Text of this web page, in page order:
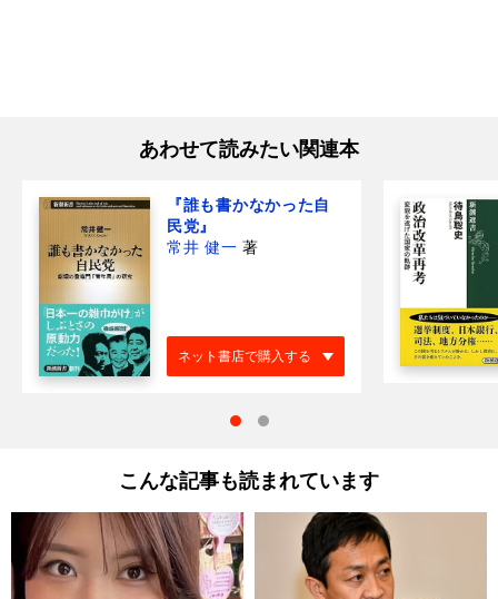
あわせて読みたい関連本
『誰も書かなかった自
民党』
常井 健一 著
ネット書店で購入する
こんな記事も読まれています